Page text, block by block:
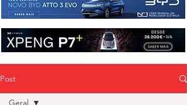
Post
Geral